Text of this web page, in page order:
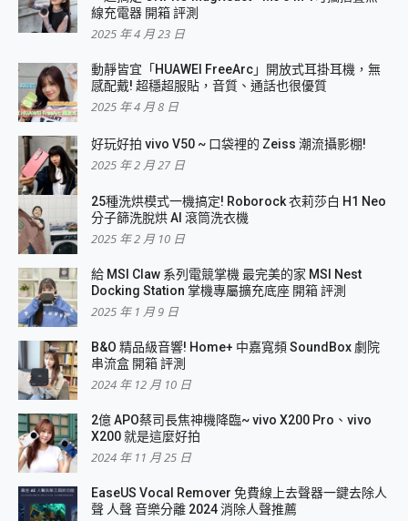
線充電器 開箱 評測
2025 年 4 月 23 日
動靜皆宜「HUAWEI FreeArc」開放式耳掛耳機，無
感配戴! 超穩超服貼，音質、通話也很優質
2025 年 4 月 8 日
好玩好拍 vivo V50 ~ 口袋裡的 Zeiss 潮流攝影棚!
2025 年 2 月 27 日
25種洗烘模式一機搞定! Roborock 衣莉莎白 H1 Neo
分子篩洗脫烘 AI 滾筒洗衣機
2025 年 2 月 10 日
給 MSI Claw 系列電競掌機 最完美的家 MSI Nest
Docking Station 掌機專屬擴充底座 開箱 評測
2025 年 1 月 9 日
B&O 精品級音響! Home+ 中嘉寬頻 SoundBox 劇院
串流盒 開箱 評測
2024 年 12 月 10 日
2億 APO蔡司長焦神機降臨~ vivo X200 Pro、vivo
X200 就是這麼好拍
2024 年 11 月 25 日
EaseUS Vocal Remover 免費線上去聲器一鍵去除人
聲 人聲 音樂分離 2024 消除人聲推薦